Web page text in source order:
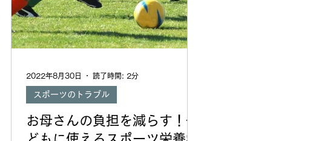
お母さんの負担を減らす！子
スポーツのトラブル
2022年8月30日 読了時間: 2分